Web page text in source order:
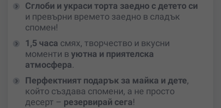
Сглоби и украси торта заедно с детето си
и превърни времето заедно в сладък
спомен!
1,5 часа смях, творчество и вкусни
моменти в уютна и приятелска
атмосфера.
Перфектният подарък за майка и дете,
който създава спомени, а не просто
десерт – резервирай сега!